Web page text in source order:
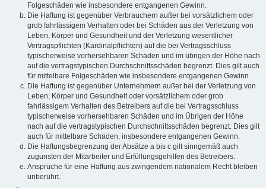
Folgeschäden wie insbesondere entgangenen Gewinn.
Die Haftung ist gegenüber Verbrauchern außer bei vorsätzlichem oder
grob fahrlässigem Verhalten oder bei Schäden aus der Verletzung von
Leben, Körper und Gesundheit und der Verletzung wesentlicher
Vertragspflichten (Kardinalpflichten) auf die bei Vertragsschluss
typischerweise vorhersehbaren Schäden und im übrigen der Höhe nach
auf die vertragstypischen Durchschnittsschäden begrenzt. Dies gilt auch
für mittelbare Folgeschäden wie insbesondere entgangenen Gewinn.
Die Haftung ist gegenüber Unternehmern außer bei der Verletzung von
Leben, Körper und Gesundheit oder vorsätzlichem oder grob
fahrlässigem Verhalten des Betreibers auf die bei Vertragsschluss
typischerweise vorhersehbaren Schäden und im Übrigen der Höhe
nach auf die vertragstypischen Durchschnittsschäden begrenzt. Dies gilt
auch für mittelbare Schäden, insbesondere entgangenen Gewinn.
Die Haftungsbegrenzung der Absätze a bis c gilt sinngemäß auch
zugunsten der Mitarbeiter und Erfüllungsgehilfen des Betreibers.
Ansprüche für eine Haftung aus zwingendem nationalem Recht bleiben
unberührt.